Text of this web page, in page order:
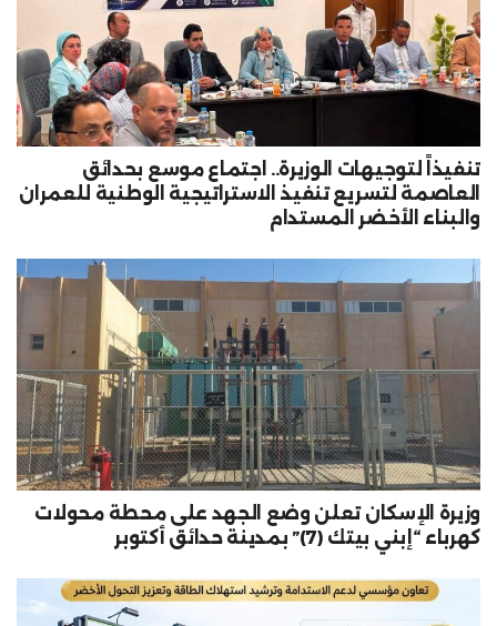
تنفيذاً لتوجيهات الوزيرة.. اجتماع موسع بحدائق
العاصمة لتسريع تنفيذ الاستراتيجية الوطنية للعمران
والبناء الأخضر المستدام
وزيرة الإسكان تعلن وضع الجهد على محطة محولات
كهرباء “إبني بيتك (7)” بمدينة حدائق أكتوبر